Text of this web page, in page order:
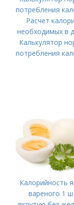
Расчет
необходимых в
Калькулятор
потребления
Калорийность
вареного 1